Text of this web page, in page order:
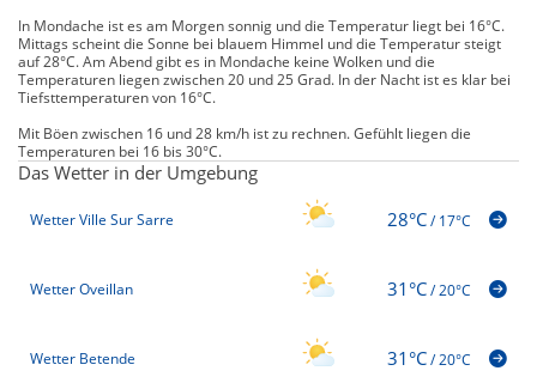
In Mondache ist es am Morgen sonnig und die Temperatur liegt bei 16°C.
Mittags scheint die Sonne bei blauem Himmel und die Temperatur steigt
auf 28°C. Am Abend gibt es in Mondache keine Wolken und die
Temperaturen liegen zwischen 20 und 25 Grad. In der Nacht ist es klar bei
Tiefsttemperaturen von 16°C.
Mit Böen zwischen 16 und 28 km/h ist zu rechnen. Gefühlt liegen die
Temperaturen bei 16 bis 30°C.
Das Wetter in der Umgebung
Wetter Ville Sur Sarre 28°C/17°C
Wetter Oveillan 31°C/20°C
Wetter Betende 31°C/20°C